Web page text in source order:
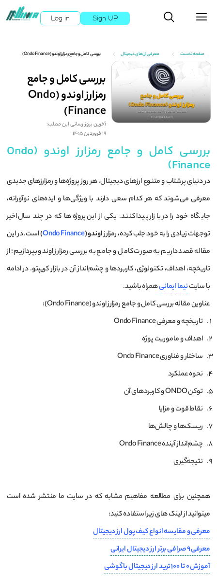
Log in Sign UP
صفحه نخست معرفی ارز های دیجیتال بررسی کامل و جامع رمزارز اوندو (Ondo Finance)
بررسی کامل و جامع
رمزارز اوندو (Ondo
Finance)
آخرین بروز رسانی این مطلب:
19 فروردین 1405
بررسی کامل و جامع رمزارز اوندو (Ondo
Finance)
در دنیای پرشتاب و متنوع ارزهای دیجیتال، هر روز پروژه‌ها و رمزارزهای جدیدی
معرفی می‌شوند که هر کدام سعی دارند با ویژگی‌ها و ایده‌های نوآورانه،
جایگاه خود را در بازار پیدا کنند. یکی از این پروژه‌ها که در چند سال اخیر
توجهات زیادی را به خود جلب کرده، رمزارزاوندو (Ondo Finance
)است. در این
مقاله قصد داریم به صورت کامل و جامع به بررسی رمزارز اوندو بپردازیم؛ از
تاریخچه، اهداف، تکنولوژی، کاربردها و چشم‌انداز آن در بازار کریپتو. در ادامه
با سایتنیما ایمانیهمراه باشید.
عناوین مقاله بررسی کامل و جامع رمزارز اوندو (Ondo Finance):
تاریخچه و معرفی Ondo Finance
اهداف و ماموریت پوژه
ساختار و فناوری Ondo Finance
نحوه عملکرد
توکن ONDO و کاربردهای آن
نقاط قوت و مزایا
ریسک‌ها و چالش‌ها
چشم‌انداز آینده Ondo Finance
نتیجه‌گیری
همچنین برای مطالعه مفاهیم مشابه که در سایت ما منتشر شده است
میتوانید از لینک های زیر استفاده کنید:
معرفی و مقایسه انواع کیف پول ارز دیجیتال
معرفی 9 صرافی برتر ارز دیجیتال ایرانی
آموزش 0 تا 100 ترید ارز دیجیتال با گوشی